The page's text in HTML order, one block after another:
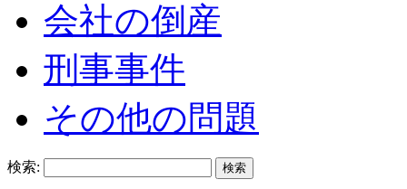
会社の倒産
刑事事件
その他の問題
検索: